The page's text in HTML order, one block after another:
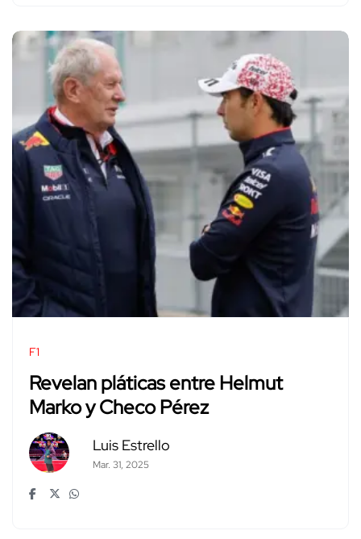
F1
Revelan pláticas entre Helmut
Marko y Checo Pérez
Luis Estrello
Mar. 31, 2025